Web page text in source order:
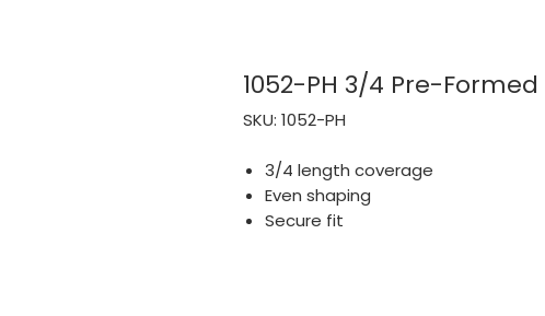
1052-PH 3/4 Pre-
SKU: 1052-PH
3/4 length coverage
Even shaping
Secure fit